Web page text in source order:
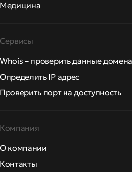
Медицина
Сервисы
Whois – проверить данные домена
Определить IP адрес
Проверить порт на доступность
Компания
О компании
Контакты